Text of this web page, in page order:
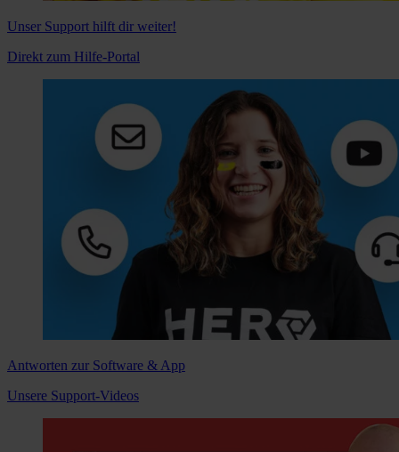
Unser Support hilft dir weiter!
Direkt zum Hilfe-Portal
Antworten zur Software & App
Unsere Support-Videos